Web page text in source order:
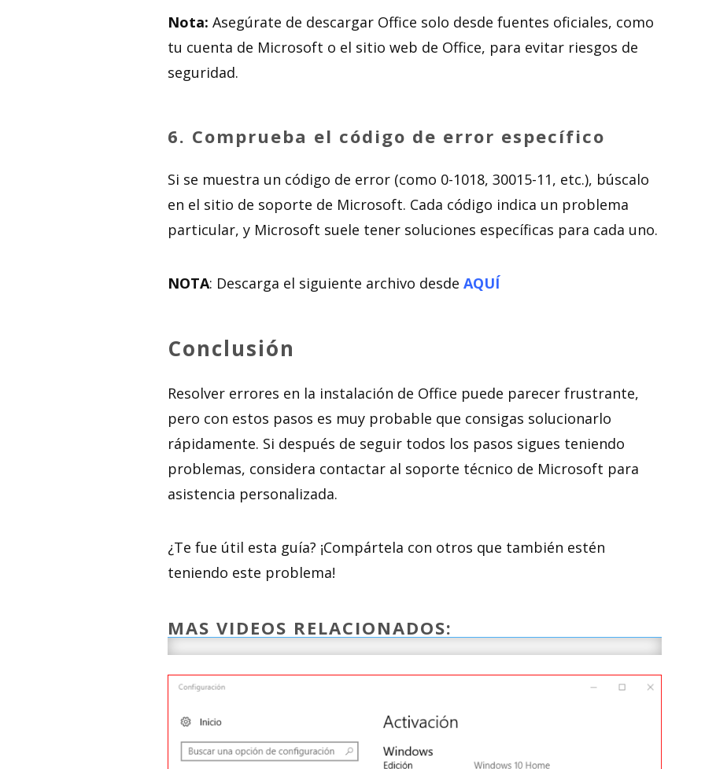
Nota: Asegúrate de descargar Office solo desde fuentes oficiales, como
tu cuenta de Microsoft o el sitio web de Office, para evitar riesgos de
seguridad.
6. Comprueba el código de error específico
Si se muestra un código de error (como 0-1018, 30015-11, etc.), búscalo
en el sitio de soporte de Microsoft. Cada código indica un problema
particular, y Microsoft suele tener soluciones específicas para cada uno.
NOTA: Descarga el siguiente archivo desde AQUÍ
Conclusión
Resolver errores en la instalación de Office puede parecer frustrante,
pero con estos pasos es muy probable que consigas solucionarlo
rápidamente. Si después de seguir todos los pasos sigues teniendo
problemas, considera contactar al soporte técnico de Microsoft para
asistencia personalizada.
¿Te fue útil esta guía? ¡Compártela con otros que también estén
teniendo este problema!
MAS VIDEOS RELACIONADOS: